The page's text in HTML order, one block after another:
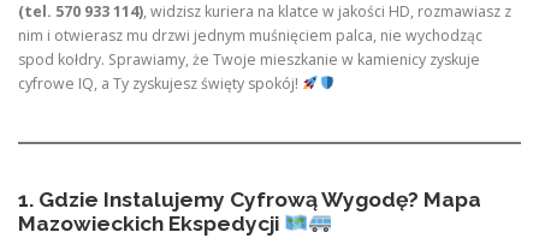
(tel. 570 933 114), widzisz kuriera na klatce w jakości HD, rozmawiasz z
nim i otwierasz mu drzwi jednym muśnięciem palca, nie wychodząc
spod kołdry. Sprawiamy, że Twoje mieszkanie w kamienicy zyskuje
cyfrowe IQ, a Ty zyskujesz święty spokój!
1. Gdzie Instalujemy Cyfrową Wygodę? Mapa
Mazowieckich Ekspedycji